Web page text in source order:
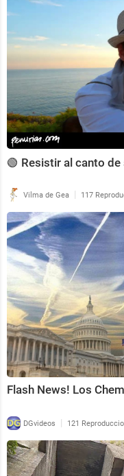
🟢 Resistir al canto de
Vilma de Gea | 117
Flash News! Los
DGvideos | 121